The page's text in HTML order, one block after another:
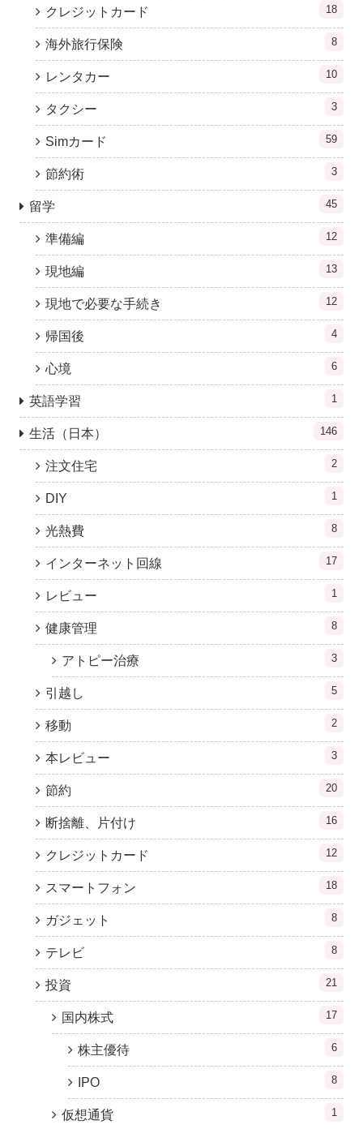
クレジットカード 18
海外旅行保険 8
レンタカー 10
タクシー 3
Simカード 59
節約術 3
留学 45
準備編 12
現地編 13
現地で必要な手続き 12
帰国後 4
心境 6
英語学習 1
生活（日本） 146
注文住宅 2
DIY 1
光熱費 8
インターネット回線 17
レビュー 1
健康管理 8
アトピー治療 3
引越し 5
移動 2
本レビュー 3
節約 20
断捨離、片付け 16
クレジットカード 12
スマートフォン 18
ガジェット 8
テレビ 8
投資 21
国内株式 17
株主優待 6
IPO 8
仮想通貨 1